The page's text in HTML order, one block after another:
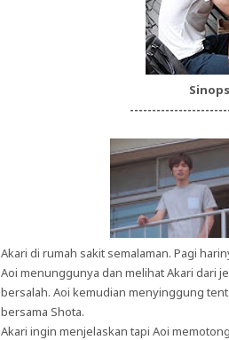
Akari di rumah sakit semalaman. Pagi
Aoi menunggunya dan melihat Akari dari
bersalah. Aoi kemudian menyinggung
bersama Shota.
Akari ingin menjelaskan tapi Aoi